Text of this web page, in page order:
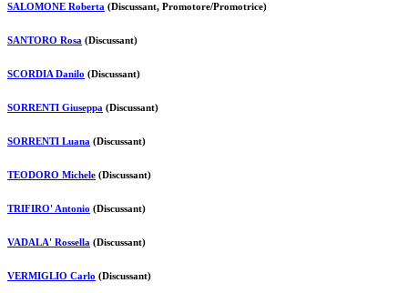
SALOMONE Roberta (Discussant, Promotore/Promotrice)
SANTORO Rosa (Discussant)
SCORDIA Danilo (Discussant)
SORRENTI Giuseppa (Discussant)
SORRENTI Luana (Discussant)
TEODORO Michele (Discussant)
TRIFIRO' Antonio (Discussant)
VADALA' Rossella (Discussant)
VERMIGLIO Carlo (Discussant)